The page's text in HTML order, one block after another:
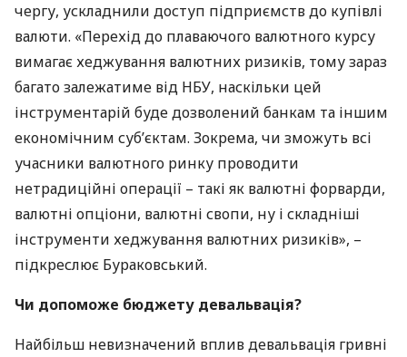
чергу, ускладнили доступ підприємств до купівлі
валюти. «Перехід до плаваючого валютного курсу
вимагає хеджування валютних ризиків, тому зараз
багато залежатиме від НБУ, наскільки цей
інструментарій буде дозволений банкам та іншим
економічним суб’єктам. Зокрема, чи зможуть всі
учасники валютного ринку проводити
нетрадиційні операції – такі як валютні форварди,
валютні опціони, валютні свопи, ну і складніші
інструменти хеджування валютних ризиків», –
підкреслює Бураковський.
Чи допоможе бюджету девальвація?
Найбільш невизначений вплив девальвація гривні